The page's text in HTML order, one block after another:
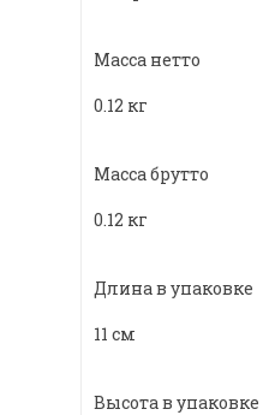
Масса нетто
0.12 кг
Масса брутто
0.12 кг
Длина в упаковке
11 см
Высота в упаковке